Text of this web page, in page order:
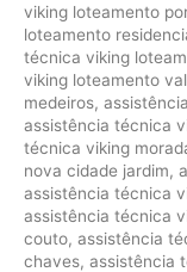
viking loteamento
loteamento
técnica viking
viking loteamento
medeiros,
assistência técnica
técnica viking
nova cidade jardim,
assistência técnica
assistência técnica
couto, assistência
chaves, assistência